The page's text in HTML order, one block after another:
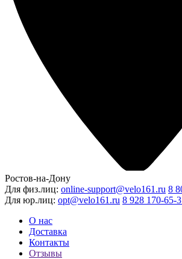
Ростов-на-Дону
Для физ.лиц: online-support@velo161.ru 8
Для юр.лиц: opt@velo161.ru 8 928 170-65-
О нас
Доставка
Контакты
Отзывы